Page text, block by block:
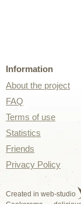
Information
About the project
FAQ
Terms of use
Statistics
Friends
Privacy Policy
Created in web-studio